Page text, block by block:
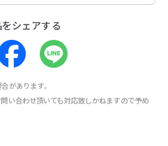
シェアする
があります。
い合わせ頂いても対応致しかねますので予め